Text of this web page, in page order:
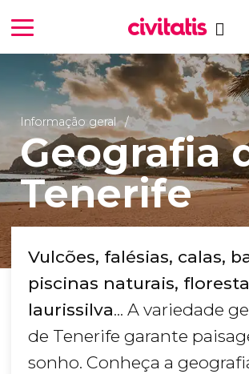
Informação geral
Geografia
Tenerife
Vulcões, falésias, calas,
piscinas naturais,
laurissilva... A variedade
de Tenerife garante
sonho. Conheça a